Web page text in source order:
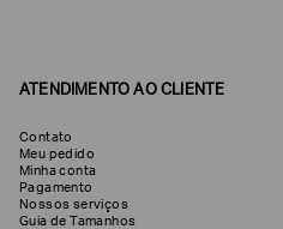
ATENDIMENTO AO CLIENTE
Contato
Meu pedido
Minha conta
Pagamento
Nossos serviços
Guia de Tamanhos